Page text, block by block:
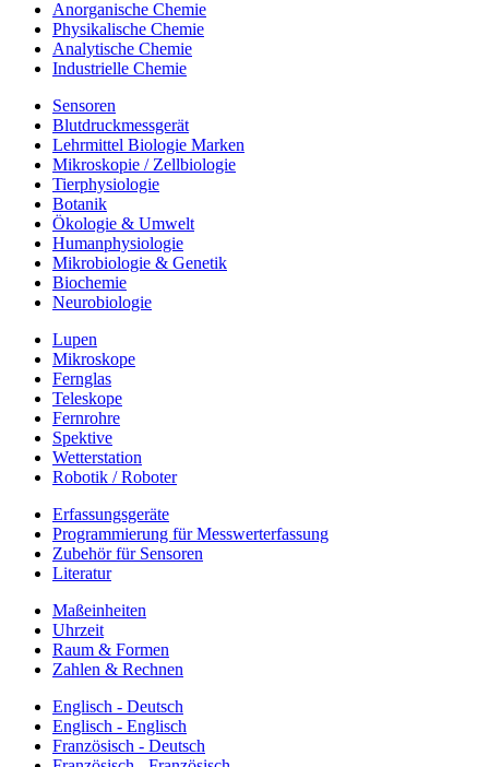
Anorganische Chemie
Physikalische Chemie
Analytische Chemie
Industrielle Chemie
Sensoren
Blutdruckmessgerät
Lehrmittel Biologie Marken
Mikroskopie / Zellbiologie
Tierphysiologie
Botanik
Ökologie & Umwelt
Humanphysiologie
Mikrobiologie & Genetik
Biochemie
Neurobiologie
Lupen
Mikroskope
Fernglas
Teleskope
Fernrohre
Spektive
Wetterstation
Robotik / Roboter
Erfassungsgeräte
Programmierung für Messwerterfassung
Zubehör für Sensoren
Literatur
Maßeinheiten
Uhrzeit
Raum & Formen
Zahlen & Rechnen
Englisch - Deutsch
Englisch - Englisch
Französisch - Deutsch